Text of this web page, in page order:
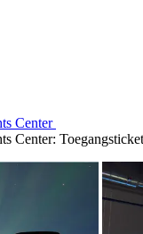
Center
Center: Toegangsticket